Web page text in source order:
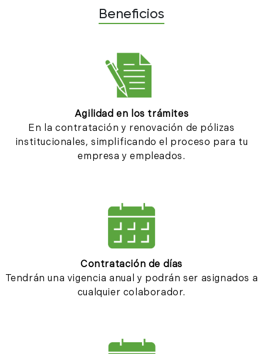
Beneficios
Agilidad en los trámites
En la contratación y renovación de pólizas
institucionales, simplificando el proceso para tu
empresa y empleados.
Contratación de días
Tendrán una vigencia anual y podrán ser asignados a
cualquier colaborador.